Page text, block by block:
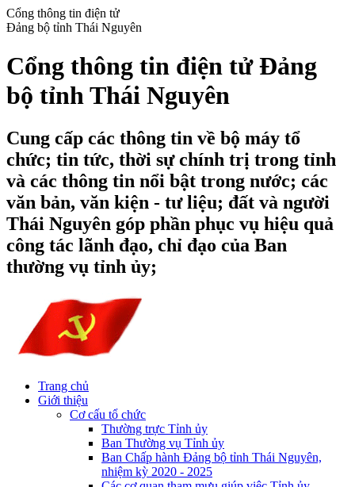
Cổng thông tin điện tử
Đảng bộ tỉnh Thái Nguyên
Cổng thông tin điện tử Đảng
bộ tỉnh Thái Nguyên
Cung cấp các thông tin về bộ máy tổ
chức; tin tức, thời sự chính trị trong tỉnh
và các thông tin nổi bật trong nước; các
văn bản, văn kiện - tư liệu; đất và người
Thái Nguyên góp phần phục vụ hiệu quả
công tác lãnh đạo, chỉ đạo của Ban
thường vụ tỉnh ủy;
Trang chủ
Giới thiệu
Cơ cấu tổ chức
Thường trực Tỉnh ủy
Ban Thường vụ Tỉnh ủy
Ban Chấp hành Đảng bộ tỉnh Thái Nguyên,
nhiệm kỳ 2020 - 2025